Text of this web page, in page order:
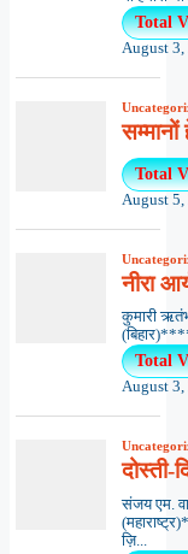
Total
August 3,
Total
August 5,
नीरा
कुमारी
Total
August 3,
संजय एम.
ज़ि...